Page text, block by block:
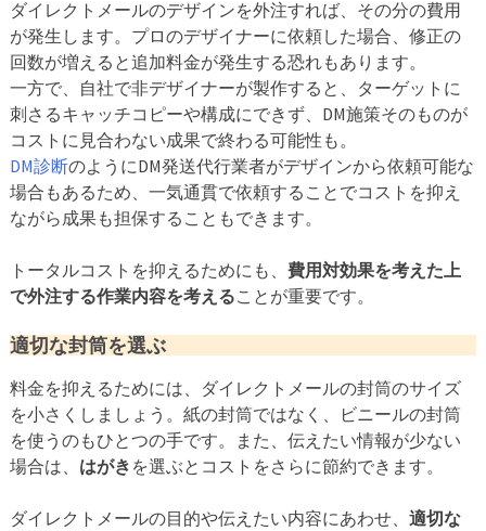
ダイレクトメールのデザインを外注すれば、その分の費用
が発生します。プロのデザイナーに依頼した場合、修正の
回数が増えると追加料金が発生する恐れもあります。
一方で、自社で非デザイナーが製作すると、ターゲットに
刺さるキャッチコピーや構成にできず、DM施策そのものが
コストに見合わない成果で終わる可能性も。
DM診断のようにDM発送代行業者がデザインから依頼可能な
場合もあるため、一気通貫で依頼することでコストを抑え
ながら成果も担保することもできます。
トータルコストを抑えるためにも、 費用対効果を考えた上
で外注する作業内容を考えることが重要です。
適切な封筒を選ぶ
料金を抑えるためには、ダイレクトメールの封筒のサイズ
を小さくしましょう。紙の封筒ではなく、ビニールの封筒
を使うのもひとつの手です。また、伝えたい情報が少ない
場合は、 はがき を選ぶとコストをさらに節約できます。
ダイレクトメールの目的や伝えたい内容にあわせ、 適切な